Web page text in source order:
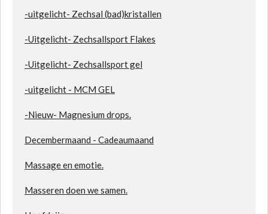
-uitgelicht- Zechsal (bad)kristallen
-Uitgelicht- Zechsallsport Flakes
-Uitgelicht- Zechsallsport gel
-uitgelicht - MCM GEL
-Nieuw- Magnesium drops.
Decembermaand - Cadeaumaand
Massage en emotie.
Masseren doen we samen.